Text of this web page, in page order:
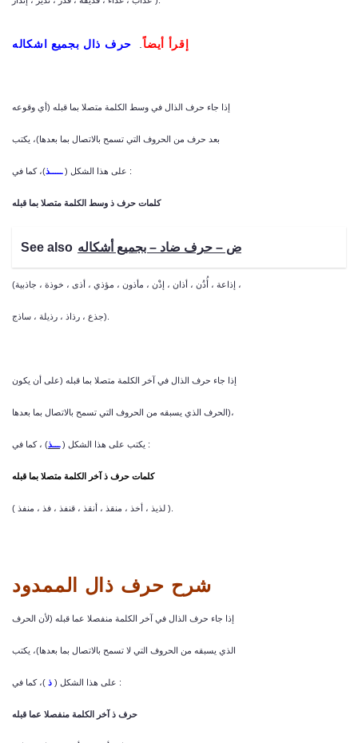
إقرأ أيضاً حرف ذال بجميع اشكاله
إذا جاء حرف الذال في وسط الكلمة متصلا بما قبله (أي وقوعه
بعد حرف من الحروف التي تسمح بالاتصال بما بعدها)، يكتب
على هذا الشكل (ـــــذ )، كما في :
كلمات حرف ذ وسط الكلمة متصلا بما قبله
See also ض – حرف ضاد – بجميع أشكاله
(إذاعة ، أُذُن ، أذان ، إذْن ، مأذون ، مؤذي ، أذى ، خوذة ، جاذبية ،
جذع ، رذاذ ، رذيلة ، ساذج).
إذا جاء حرف الذال في آخر الكلمة متصلا بما قبله (على أن يكون
الحرف الذي يسبقه من الحروف التي تسمح بالاتصال بما بعدها)،
يكتب على هذا الشكل (ـــذ ) ، كما في :
كلمات حرف ذ آخر الكلمة متصلا بما قبله
( لذيذ ، أخذ ، منقذ ، أنقذ ، قنفذ ، فذ ، منفذ ).
شرح حرف ذال الممدود
إذا جاء حرف الذال في آخر الكلمة منفصلا عما قبله (لأن الحرف
الذي يسبقه من الحروف التي لا تسمح بالاتصال بما بعدها)، يكتب
على هذا الشكل ( ذ )، كما في :
حرف ذ آخر الكلمة منفصلا عما قبله